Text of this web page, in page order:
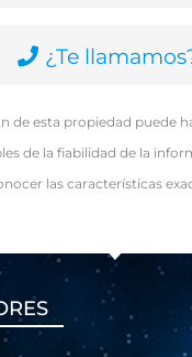
¿Te
de esta propiedad puede
de la fiabilidad de la
las características